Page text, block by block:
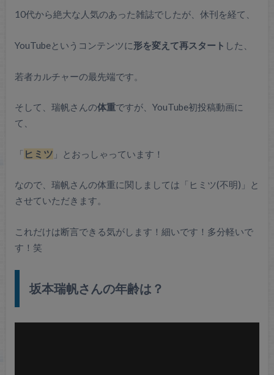
10代から絶大な人気のあった雑誌でしたが、休刊を経て、
YouTubeというコンテンツに形を変えて再スタート した、
若者カルチャーの最先端です。
そして、瑞帆さんの体重ですが、YouTube初投稿動画に
て、
「 ヒミツ 」とおっしゃっています！
なので、瑞帆さんの体重に関しましては「ヒミツ(不明)」と
させていただきます。
これだけは断言できる気がします！細いです！多分軽いで
す！笑
坂本瑞帆さんの年齢は？